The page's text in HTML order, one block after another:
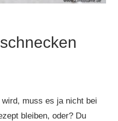
muss es ja nicht bei
bleiben, oder? Du